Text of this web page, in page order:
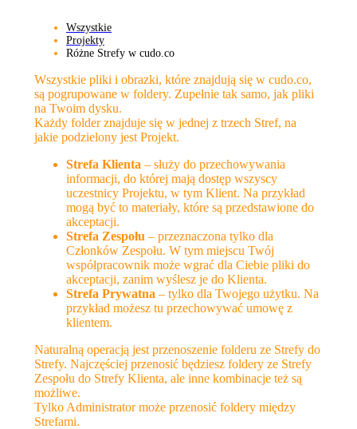
Wszystkie
Projekty
Różne Strefy w cudo.co
Wszystkie pliki i obrazki, które znajdują się w cudo.co,
są pogrupowane w foldery. Zupełnie tak samo, jak pliki
na Twoim dysku.
Każdy folder znajduje się w jednej z trzech Stref, na
jakie podzielony jest Projekt.
Strefa Klienta – służy do przechowywania
informacji, do której mają dostęp wszyscy
uczestnicy Projektu, w tym Klient. Na przykład
mogą być to materiały, które są przedstawione do
akceptacji.
Strefa Zespołu – przeznaczona tylko dla
Członków Zespołu. W tym miejscu Twój
współpracownik może wgrać dla Ciebie pliki do
akceptacji, zanim wyślesz je do Klienta.
Strefa Prywatna – tylko dla Twojego użytku. Na
przykład możesz tu przechowywać umowę z
klientem.
Naturalną operacją jest przenoszenie folderu ze Strefy do
Strefy. Najczęściej przenosić będziesz foldery ze Strefy
Zespołu do Strefy Klienta, ale inne kombinacje też są
możliwe.
Tylko Administrator może przenosić foldery między
Strefami.